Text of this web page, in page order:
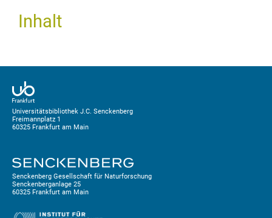
Inhalt
Universitätsbibliothek J.C. Senckenberg
Freimannplatz 1
60325 Frankfurt am Main
Senckenberg Gesellschaft für Naturforschung
Senckenberganlage 25
60325 Frankfurt am Main